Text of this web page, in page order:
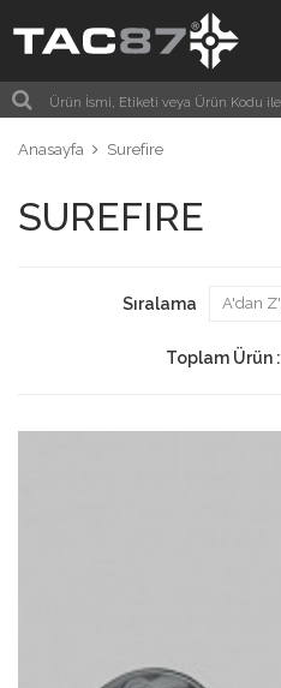
Anasayfa Surefire
SUREFIRE
Sıralama
Toplam Ürün :